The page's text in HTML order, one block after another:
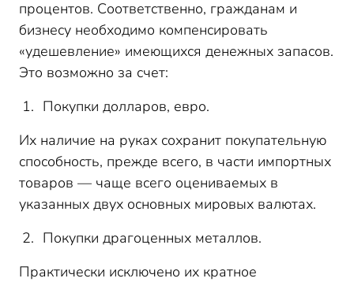
процентов. Соответственно, гражданам и
бизнесу необходимо компенсировать
«удешевление» имеющихся денежных запасов.
Это возможно за счет:
Покупки долларов, евро.
Их наличие на руках сохранит покупательную
способность, прежде всего, в части импортных
товаров — чаще всего оцениваемых в
указанных двух основных мировых валютах.
Покупки драгоценных металлов.
Практически исключено их кратное